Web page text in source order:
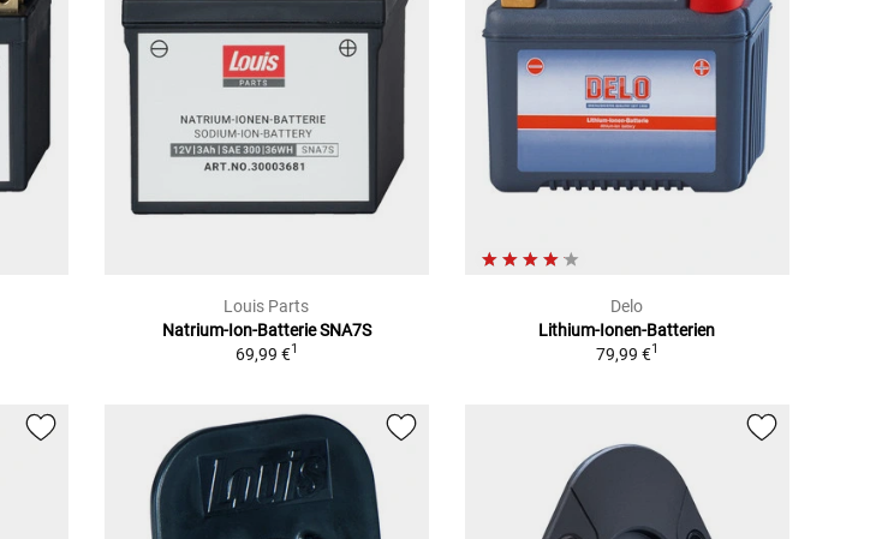
Louis Parts
Natrium-Ion-Batterie SNA7S
69,99 €1
Delo
Lithium-Ionen-Batterien
79,99 €1